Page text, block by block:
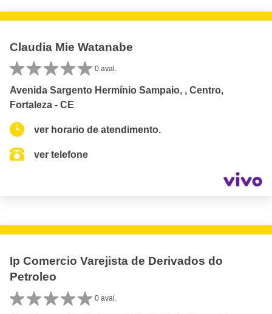
Claudia Mie Watanabe
0 aval.
Avenida Sargento Hermínio Sampaio, , Centro,
Fortaleza - CE
ver horario de atendimento.
ver telefone
Ip Comercio Varejista de Derivados do
Petroleo
0 aval.